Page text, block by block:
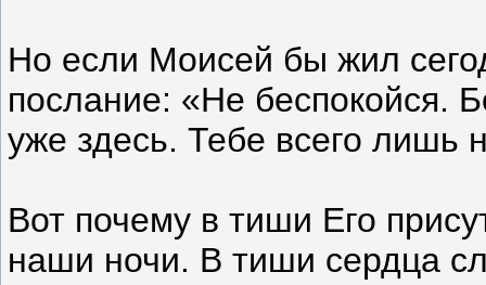
Но если Моисей бы жил
послание: «Не беспокойся.
уже здесь. Тебе всего лишь
Вот почему в тиши Его
наши ночи. В тиши сердца